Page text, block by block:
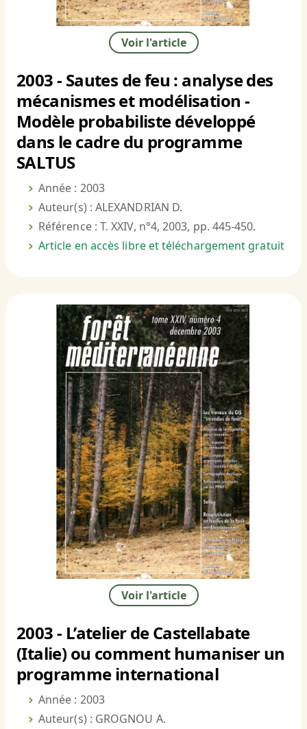
Voir l'article
2003 - Sautes de feu : analyse des
mécanismes et modélisation -
Modèle probabiliste développé
dans le cadre du programme
SALTUS
Année : 2003
Auteur(s) : ALEXANDRIAN D.
Référence : T. XXIV, n°4, 2003, pp. 445-450.
Article en accès libre et téléchargement gratuit
Voir l'article
2003 - L’atelier de Castellabate
(Italie) ou comment humaniser un
programme international
Année : 2003
Auteur(s) : GROGNOU A.